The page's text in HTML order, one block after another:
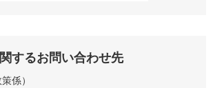
するお問い合わせ先
策係